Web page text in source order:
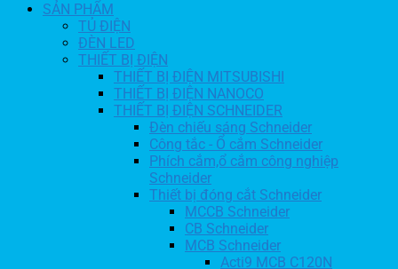
SẢN PHẨM
TỦ ĐIỆN
ĐÈN LED
THIẾT BỊ ĐIỆN
THIẾT BỊ ĐIỆN MITSUBISHI
THIẾT BỊ ĐIỆN NANOCO
THIẾT BỊ ĐIỆN SCHNEIDER
Đèn chiếu sáng Schneider
Công tắc - Ổ cắm Schneider
Phích cắm,ổ cắm công nghiệp
Schneider
Thiết bị đóng cắt Schneider
MCCB Schneider
CB Schneider
MCB Schneider
Acti9 MCB C120N